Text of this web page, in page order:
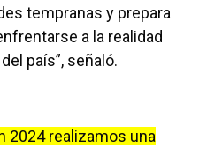
tempranas y prepara
a la realidad
país”, señaló.
2024 realizamos una